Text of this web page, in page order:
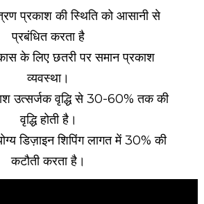
प्रकाश की स्थिति को आसानी से
प्रबंधित करता है
के लिए छतरी पर समान प्रकाश
व्यवस्था।
उत्सर्जक वृद्धि से 30-60% तक की
वृद्धि होती है।
डिज़ाइन शिपिंग लागत में 30% की
कटौती करता है।